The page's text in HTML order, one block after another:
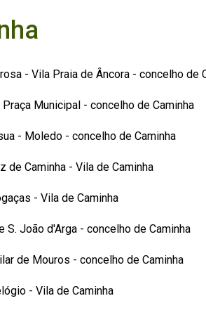
- Vila Praia de Âncora - concelho de
Praça Municipal - concelho de Caminha
- Moledo - concelho de Caminha
de Caminha - Vila de Caminha
- Vila de Caminha
S. João d'Arga - concelho de Caminha
de Mouros - concelho de Caminha
- Vila de Caminha